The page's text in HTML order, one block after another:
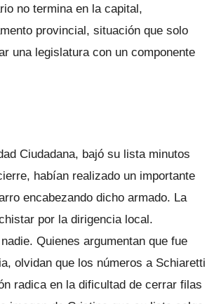
no termina en la capital,
provincial, situación que solo
una legislatura con un componente
Ciudadana, bajó su lista minutos
habían realizado un importante
encabezando dicho armado. La
por la dirigencia local.
Quienes argumentan que fue
olvidan que los números a Schiaretti
radica en la dificultad de cerrar filas